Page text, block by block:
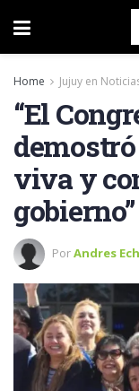
Home Jujuy en
“El
viva y
gobierno”
PorAndres